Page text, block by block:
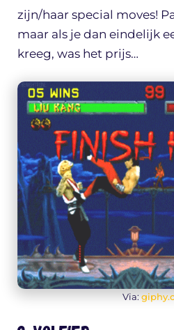
zijn/haar special moves!
maar als je dan eindelijk
kreeg, was het prijs…
Via: